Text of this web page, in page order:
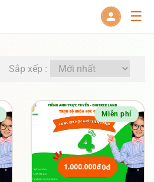
☰
Sắp xếp :
Miễn phí